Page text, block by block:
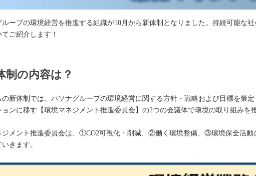
ループの環境経営を推進する組織が10月から新体制となりました。持続可能な
ご紹介します！
制の内容は？
の新体制では、パソナグループの環境経営に関する方針・戦略および目標を策
ョンに移す【環境マネジメント推進委員会】の2つの会議体で環境の取り組みを
ジメント推進委員会は、①CO2可視化・削減、②働く環境整備、③環境保全活動
きます。